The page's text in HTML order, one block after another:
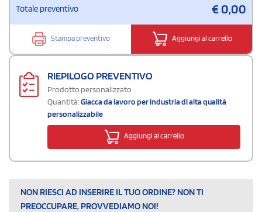
Totale preventivo €0,00
Stampa preventivo Aggiungi al carrello
RIEPILOGO PREVENTIVO
Prodotto personalizzato
Quantità:Giacca da lavoro per industria di alta qualità
personalizzabile
Aggiungi al carrello
NON RIESCI AD INSERIRE IL TUO ORDINE? NON TI
PREOCCUPARE, PROVVEDIAMO NOI!